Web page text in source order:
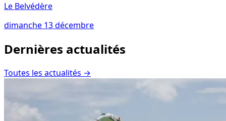
Le Belvédère
dimanche 13 décembre
Dernières actualités
Toutes les actualités →